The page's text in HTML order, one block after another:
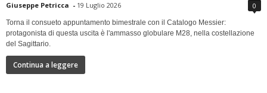
Giuseppe Petricca - 19 Luglio 2026 0
Torna il consueto appuntamento bimestrale con il Catalogo Messier:
protagonista di questa uscita è l'ammasso globulare M28, nella costellazione
del Sagittario.
Continua a leggere